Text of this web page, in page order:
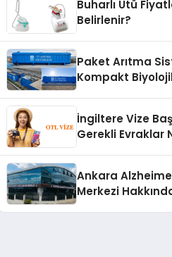
Buharlı Ütü
Belirlenir?
Paket Arıtma
Kompakt
İngiltere Vize
Gerekli Evraklar
Ankara
Merkezi